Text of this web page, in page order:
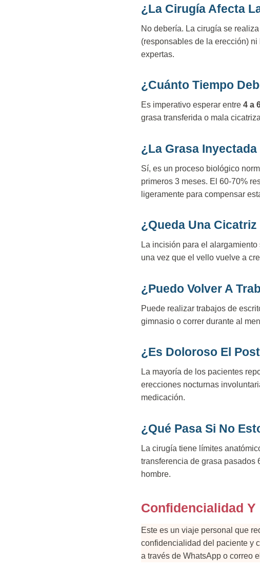
¿La Cirugía Afecta
No debería. La cirugía se
(responsables de la erección)
expertas.
¿Cuánto Tiempo
Es imperativo esperar entre 4 a
grasa transferida o mala
¿La Grasa
Sí, es un proceso biológico
primeros 3 meses. El 60-70%
ligeramente para compensar
¿Queda Una
La incisión para el
una vez que el vello vuelve a
¿Puedo Volver A
Puede realizar trabajos de
gimnasio o correr durante al
¿Es Doloroso El
La mayoría de los pacientes
erecciones nocturnas
medicación.
¿Qué Pasa Si No
La cirugía tiene límites
transferencia de grasa pasados
hombre.
Confidencialidad
Este es un viaje personal que
confidencialidad del paciente y
a través de WhatsApp o correo